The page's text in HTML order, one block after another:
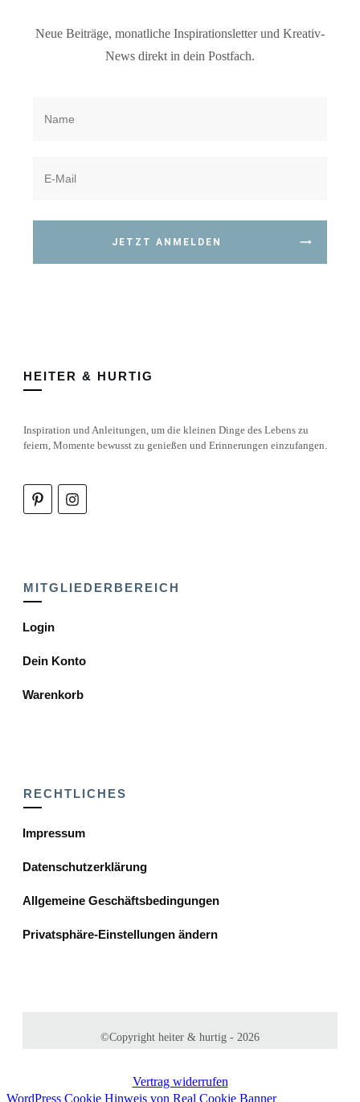
Neue Beiträge, monatliche Inspirationsletter und Kreativ-
News direkt in dein Postfach.
JETZT ANMELDEN
HEITER & HURTIG
Inspiration und Anleitungen, um die kleinen Dinge des Lebens zu
feiern, Momente bewusst zu genießen und Erinnerungen einzufangen.
MITGLIEDERBEREICH
Login
Dein Konto
Warenkorb
RECHTLICHES
Impressum
Datenschutzerklärung
Allgemeine Geschäftsbedingungen
Privatsphäre-Einstellungen ändern
©Copyright heiter & hurtig - 2026
Vertrag widerrufen
WordPress Cookie Hinweis von Real Cookie Banner